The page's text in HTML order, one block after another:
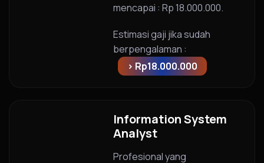
mencapai : Rp 18.000.000.
Estimasi gaji jika sudah
berpengalaman :
> Rp18.000.000
Information System
Analyst
Profesional yang